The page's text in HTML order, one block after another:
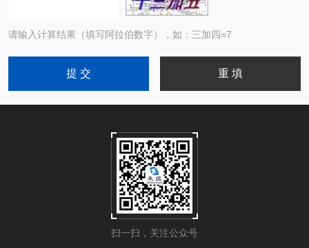
请输入计算结果（填写阿拉伯数字），如：三加四=7
扫一扫，关注公众号